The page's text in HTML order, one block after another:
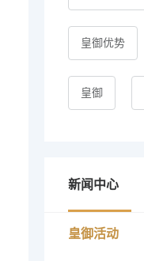
皇御优势
皇御
新闻中心
皇御活动